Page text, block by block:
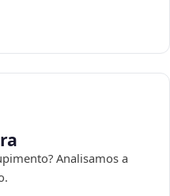
Analisamos a